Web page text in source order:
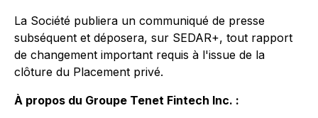
La Société publiera un communiqué de presse
subséquent et déposera, sur SEDAR+, tout rapport
de changement important requis à l'issue de la
clôture du Placement privé.
À propos du Groupe Tenet Fintech Inc. :